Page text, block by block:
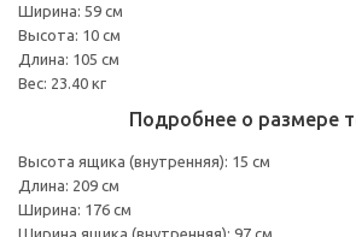
Ширина: 59 см
Высота: 10 см
Длина: 105 см
Вес: 23.40 кг
Подробнее о размере
Высота ящика (внутренняя): 15 см
Длина: 209 см
Ширина: 176 см
Ширина ящика (внутренняя): 97 см